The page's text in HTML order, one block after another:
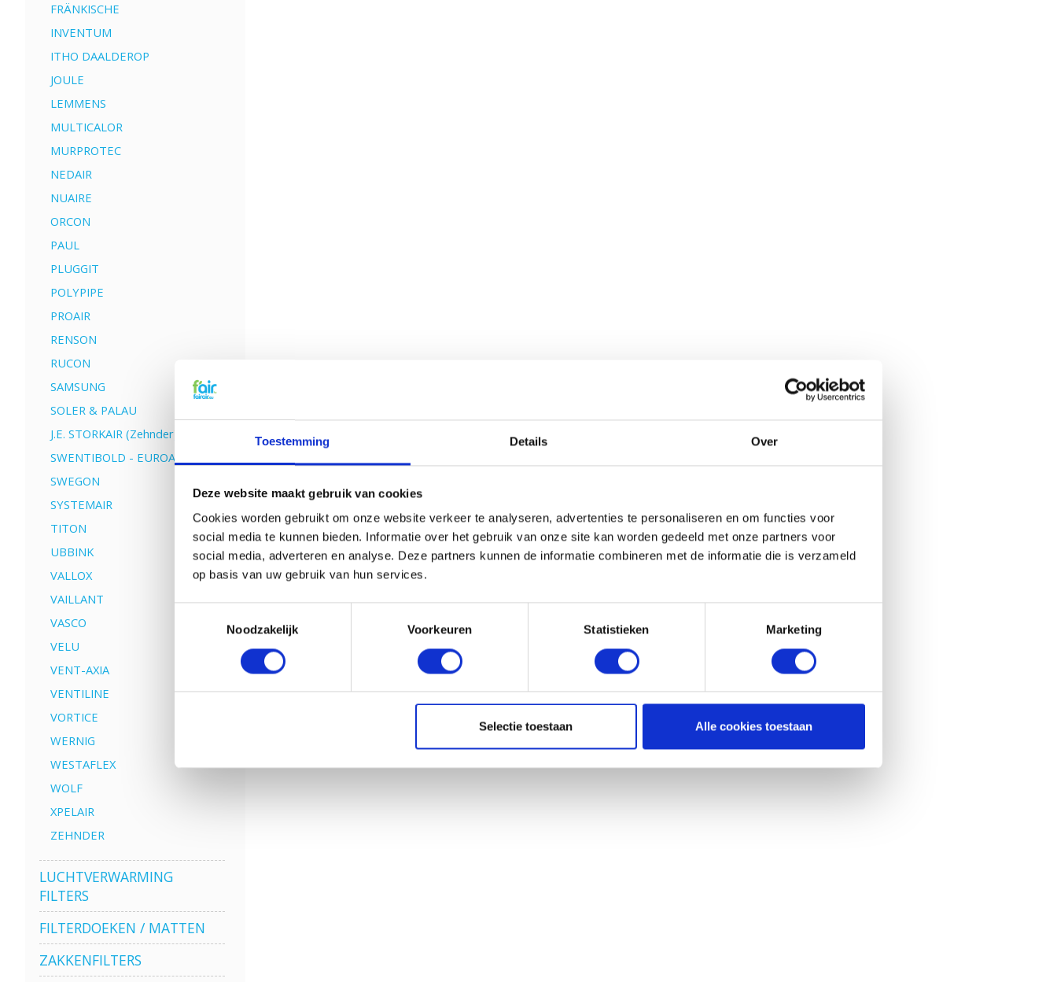
Toestemming Details Over
Deze website maakt gebruik van cookies
Cookies worden gebruikt om onze website verkeer te analyseren, advertenties te personaliseren en om functies voor
social media te kunnen bieden. Informatie over het gebruik van onze site kan worden gedeeld met onze partners voor
social media, adverteren en analyse. Deze partners kunnen de informatie combineren met de informatie die is verzameld
op basis van uw gebruik van hun services.
Noodzakelijk
Voorkeuren Statistieken Marketing
Selectie toestaan Alle cookies toestaan
FRÄNKISCHE
INVENTUM
ITHO DAALDEROP
JOULE
LEMMENS
MULTICALOR
MURPROTEC
NEDAIR
NUAIRE
ORCON
PAUL
PLUGGIT
POLYPIPE
PROAIR
RENSON
RUCON
SAMSUNG
SOLER & PALAU
J.E. STORKAIR (Zehnder)
SWENTIBOLD - EUROAIR
SWEGON
SYSTEMAIR
TITON
UBBINK
VALLOX
VAILLANT
VASCO
VELU
VENT-AXIA
VENTILINE
VORTICE
WERNIG
WESTAFLEX
WOLF
XPELAIR
ZEHNDER
LUCHTVERWARMING
FILTERS
FILTERDOEKEN / MATTEN
ZAKKENFILTERS